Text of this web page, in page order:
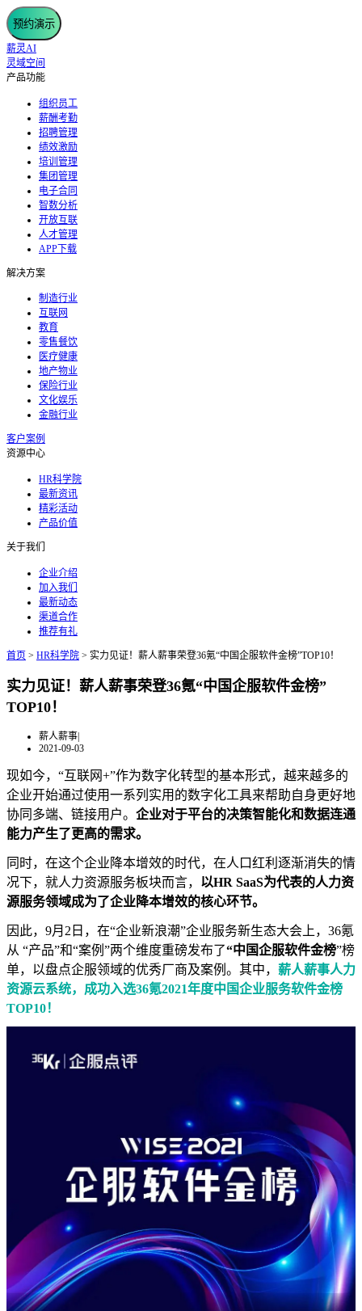
预约演示
薪灵AI
灵域空间
产品功能
组织员工
薪酬考勤
招聘管理
绩效激励
培训管理
集团管理
电子合同
智数分析
开放互联
人才管理
APP下载
解决方案
制造行业
互联网
教育
零售餐饮
医疗健康
地产物业
保险行业
文化娱乐
金融行业
客户案例
资源中心
HR科学院
最新资讯
精彩活动
产品价值
关于我们
企业介绍
加入我们
最新动态
渠道合作
推荐有礼
首页 > HR科学院 > 实力见证！薪人薪事荣登36氪“中国企服软件金榜”TOP10！
实力见证！薪人薪事荣登36氪“中国企服软件金榜”
TOP10！
薪人薪事|
2021-09-03
现如今，“互联网+”作为数字化转型的基本形式，越来越多的
企业开始通过使用一系列实用的数字化工具来帮助自身更好地
协同多端、链接用户。 企业对于平台的决策智能化和数据连通
能力产生了更高的需求。
同时，在这个企业降本增效的时代，在人口红利逐渐消失的情
况下，就人力资源服务板块而言， 以HR SaaS为代表的人力资
源服务领域成为了企业降本增效的核心环节。
因此，9月2日，在“企业新浪潮”企业服务新生态大会上，36氪
从 “产品”和“案例”两个维度重磅发布了“中国企服软件金榜”榜
单，以盘点企服领域的优秀厂商及案例。其中， 薪人薪事人力
资源云系统，成功入选36氪2021年度中国企业服务软件金榜
TOP10！